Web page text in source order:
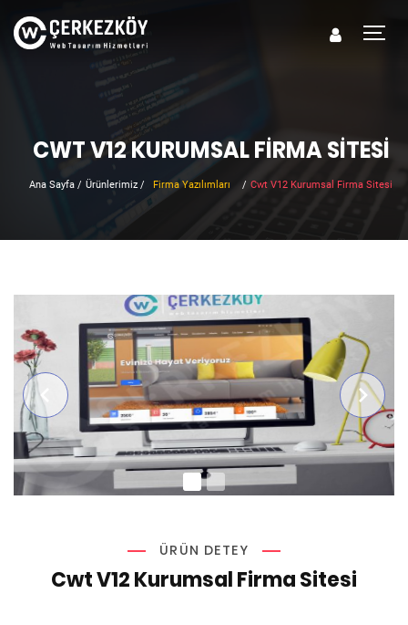
CWT V12 KURUMSAL FIRMA SITESI
Ana Sayfa / Ürünlerimiz / Firma Yazılımları / Cwt V12 Kurumsal Firma Sitesi
ÜRÜN DETEY
Cwt V12 Kurumsal Firma Sitesi